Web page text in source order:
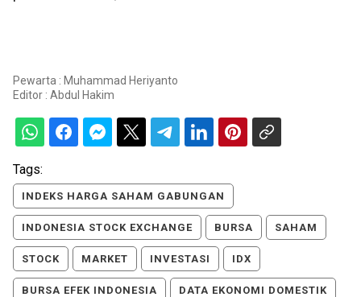
Pewarta : Muhammad Heriyanto
Editor : Abdul Hakim
Tags:
INDEKS HARGA SAHAM GABUNGAN
INDONESIA STOCK EXCHANGE BURSA SAHAM
STOCK MARKET INVESTASI IDX
BURSA EFEK INDONESIA DATA EKONOMI DOMESTIK